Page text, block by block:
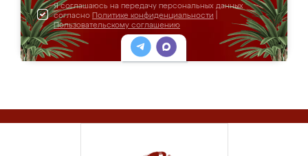
Я соглашаюсь на передачу персональных данных
согласно Политике конфиденциальности
Пользовательскому соглашению